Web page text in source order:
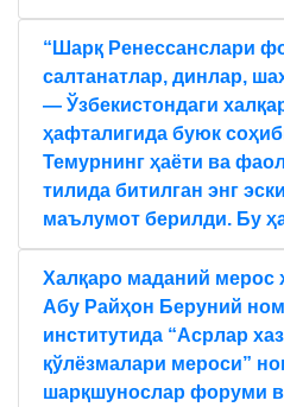
“Шарқ Ренессанслари
салтанатлар, динлар,
— Ўзбекистондаги
ҳафталигида буюк
Темурнинг ҳаёти ва
тилида битилган энг
маълумот берилди. Бу
Халқаро маданий мерос
Aбу Райҳон Беруний
институтида “Aсрлар
қўлёзмалари мероси”
шарқшунослар форуми